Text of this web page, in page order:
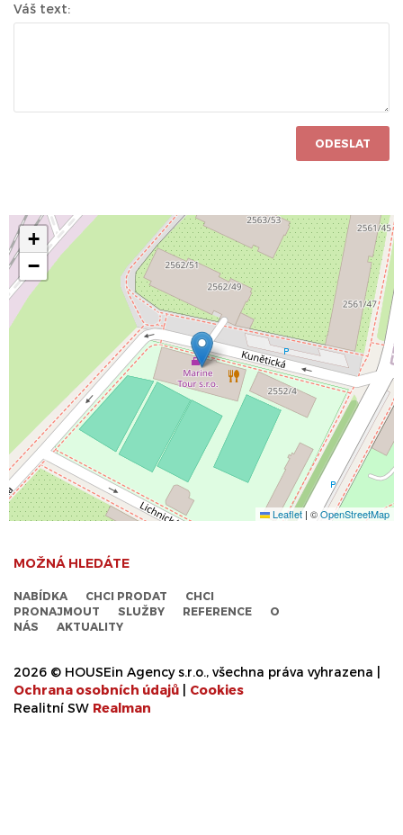
Váš text:
ODESLAT
+
−
Leaflet | ©OpenStreetMap
MOŽNÁ HLEDÁTE
NABÍDKA CHCI PRODAT
CHCI
PRONAJMOUT
SLUŽBY REFERENCE
O
NÁS
AKTUALITY
2026 © HOUSEin Agency s.r.o., všechna práva vyhrazena |
Ochrana osobních údajů
Cookies
Realitní SW Realman